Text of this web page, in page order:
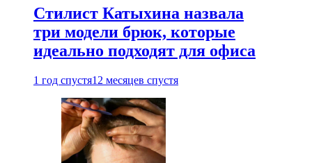
Стилист Катыхина назвала
три модели брюк, которые
идеально подходят для офиса
1 год спустя12 месяцев спустя